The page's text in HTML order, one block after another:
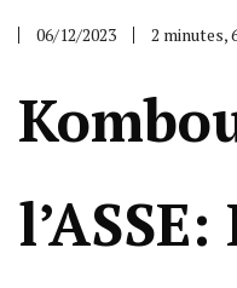
06/12/2023 2 minutes,